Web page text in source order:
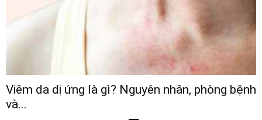
Viêm da dị ứng là gì? Nguyên nhân, phòng bệnh
và...